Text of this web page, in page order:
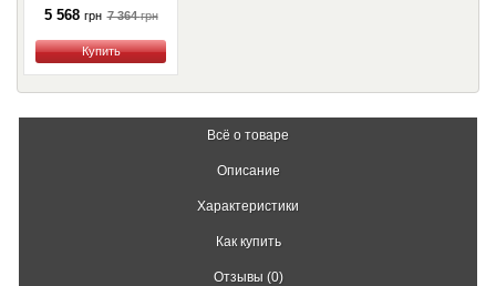
5 568 грн 7 364грн
Купить
Всё о товаре
Описание
Характеристики
Как купить
Отзывы (0)